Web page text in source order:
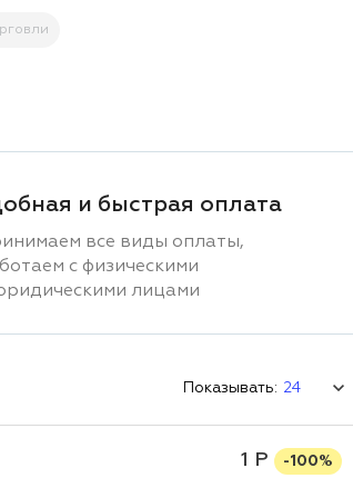
и быстрая оплата
все виды оплаты,
с физическими
лицами
Показывать:
1 Р -100%